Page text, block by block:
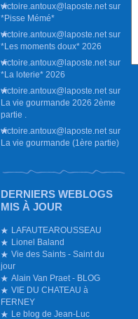
victoire.antoux@laposte.net sur
*Pisse Mémé*
victoire.antoux@laposte.net sur
*Les moments doux* 2026
victoire.antoux@laposte.net sur
*La loterie* 2026
victoire.antoux@laposte.net sur
La vie gourmande 2026 2ème
partie .
victoire.antoux@laposte.net sur
La vie gourmande (1ère partie)
DERNIERS WEBLOGS
MIS À JOUR
LAFAUTEAROUSSEAU
Lionel Baland
Vie des Saints - Saint du
jour
Alain Van Praet - BLOG
VIE DU CHATEAU à
FERNEY
Le blog de Jean-Luc